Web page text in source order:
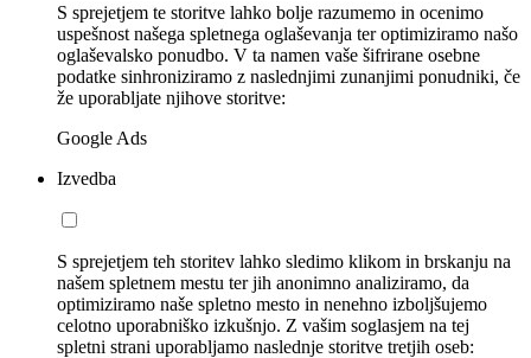
S sprejetjem te storitve lahko bolje razumemo in ocenimo
uspešnost našega spletnega oglaševanja ter optimiziramo našo
oglaševalsko ponudbo. V ta namen vaše šifrirane osebne
podatke sinhroniziramo z naslednjimi zunanjimi ponudniki, če
že uporabljate njihove storitve:
Google Ads
Izvedba
S sprejetjem teh storitev lahko sledimo klikom in brskanju na
našem spletnem mestu ter jih anonimno analiziramo, da
optimiziramo naše spletno mesto in nenehno izboljšujemo
celotno uporabniško izkušnjo. Z vašim soglasjem na tej
spletni strani uporabljamo naslednje storitve tretjih oseb: